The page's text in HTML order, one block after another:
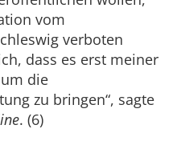
vom
verboten
dass es erst meiner
die
zu bringen“, sagte
. (6)